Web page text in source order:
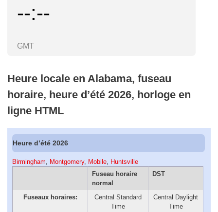
--:--
GMT
Heure locale en Alabama, fuseau
horaire, heure d’été 2026, horloge en
ligne HTML
Heure d’été 2026
Birmingham Montgomery, Mobile
Huntsville
Fuseau horaire
normal
DST
Fuseaux horaires:
Central Standard
Time
Central Daylight
Time